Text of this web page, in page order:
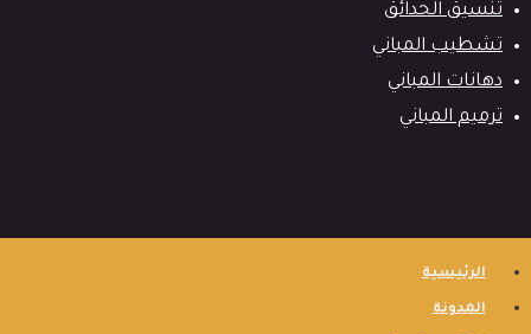
تنسيق الحدائق
تشطيب المباني
دهانات المباني
ترميم المباني
الرئيسية
المدونة